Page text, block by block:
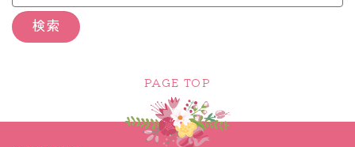
Awareness）
自分の乳腺を知ること ”と訳します。
この表を参考にされる方に：ちなみにト
すが、造影MRI検査のほうが優れていま
す。可能な限りMRIの検査を選択しまし
PAGE TOP